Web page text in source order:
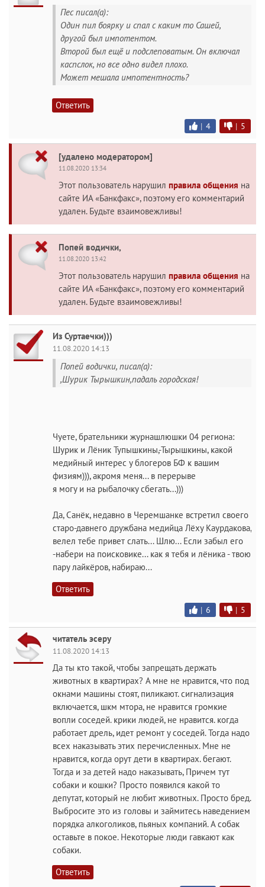
Пес писал(а):
Один пил боярку и спал с каким то Сашей,
другой был импотентом.
Второй был ещё и подслеповатым. Он включал
каспслок, но все одно видел плохо.
Может мешала импотентность?
Ответить
| 4 | 5
[удалено модератором]
11.08.2020 13:34
Этот пользователь нарушил правила общения на
сайте ИА «Банкфакс», поэтому его комментарий
удален. Будьте взаимовежливы!
Попей водички,
11.08.2020 13:42
Этот пользователь нарушил правила общения на
сайте ИА «Банкфакс», поэтому его комментарий
удален. Будьте взаимовежливы!
Из Суртаечки)))
11.08.2020 14:13
Попей водички, писал(а):
,Шурик Тырышкин,падаль городская!
Чуете, брательники журнашлюшки 04 региона:
Шурик и Лёник Тупышкины,-Тырышкины, какой
медийный интерес у блогеров БФ к вашим
физиям))), акромя меня... в перерыве
я могу и на рыбалочку сбегать...)))
Да, Санёк, недавно в Черемшанке встретил своего
старо-давнего дружбана медийца Лёху Каурдакова,
велел тебе привет слать... Шлю... Если забыл его
-набери на поисковике... как я тебя и лёника - твою
пару лайкёров, набираю...
Ответить
| 6 | 5
читатель эсеру
11.08.2020 14:13
Да ты кто такой, чтобы запрещать держать
животных в квартирах? А мне не нравится, что под
окнами машины стоят, пиликают. сигнализация
включается, шкм мтора, не нравится громкие
вопли соседей. крики людей, не нравится. когда
работает дрель, идет ремонт у соседей. Тогда надо
всех наказывать этих перечисленных. Мне не
нравится, когда орут дети в квартирах. бегают.
Тогда и за детей надо наказывать, Причем тут
собаки и кошки? Просто появился какой то
депутат, который не любит животных. Просто бред.
Выбросите это из головы и займитесь наведением
порядка алкоголиков, пьяных компаний. А собак
оставьте в покое. Некоторые люди гавкают как
собаки.
Ответить